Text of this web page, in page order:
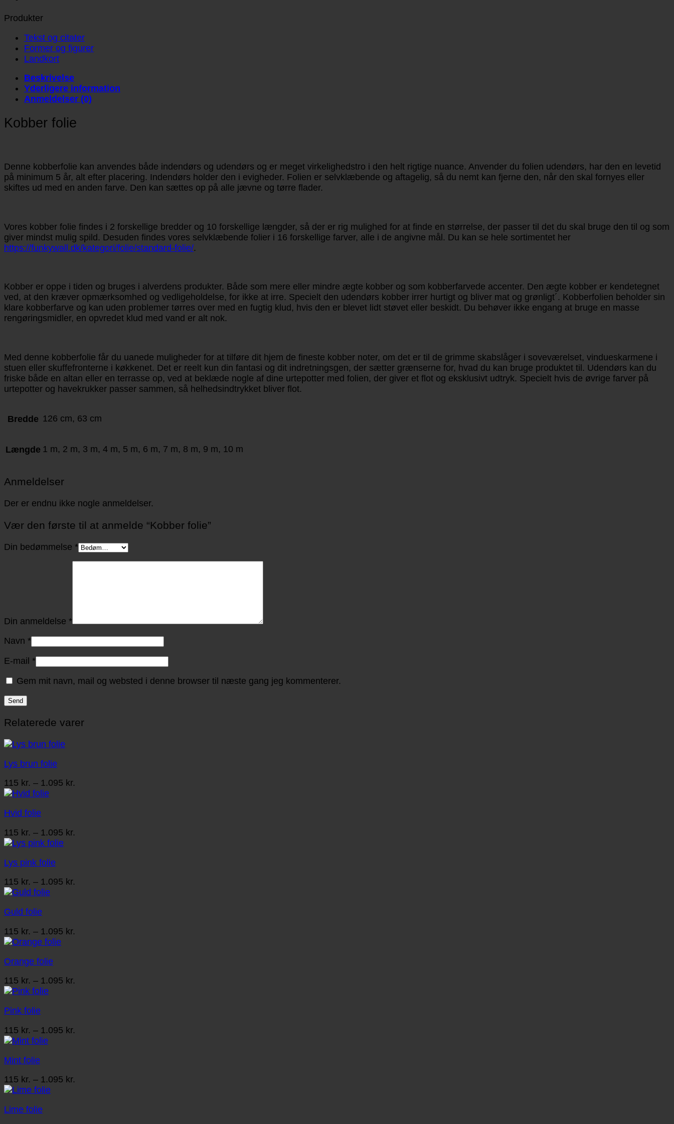
Produkter
Tekst og citater
Former og figurer
Landkort
Beskrivelse
Yderligere information
Anmeldelser (0)
Kobber folie
Denne kobberfolie kan anvendes både indendørs og udendørs og er meget virkelighedstro i den helt rigtige nuance. Anvender du folien udendørs, har den en levetid
på minimum 5 år, alt efter placering. Indendørs holder den i evigheder. Folien er selvklæbende og aftagelig, så du nemt kan fjerne den, når den skal fornyes eller
skiftes ud med en anden farve. Den kan sættes op på alle jævne og tørre flader.
Vores kobber folie findes i 2 forskellige bredder og 10 forskellige længder, så der er rig mulighed for at finde en størrelse, der passer til det du skal bruge den til og som
giver mindst mulig spild. Desuden findes vores selvklæbende folier i 16 forskellige farver, alle i de angivne mål. Du kan se hele sortimentet her
https://funkywall.dk/kategori/folie/standard-folie/.
Kobber er oppe i tiden og bruges i alverdens produkter. Både som mere eller mindre ægte kobber og som kobberfarvede accenter. Den ægte kobber er kendetegnet
ved, at den kræver opmærksomhed og vedligeholdelse, for ikke at irre. Specielt den udendørs kobber irrer hurtigt og bliver mat og grønligt´. Kobberfolien beholder sin
klare kobberfarve og kan uden problemer tørres over med en fugtig klud, hvis den er blevet lidt støvet eller beskidt. Du behøver ikke engang at bruge en masse
rengøringsmidler, en opvredet klud med vand er alt nok.
Med denne kobberfolie får du uanede muligheder for at tilføre dit hjem de fineste kobber noter, om det er til de grimme skabslåger i soveværelset, vindueskarmene i
stuen eller skuffefronterne i køkkenet. Det er reelt kun din fantasi og dit indretningsgen, der sætter grænserne for, hvad du kan bruge produktet til. Udendørs kan du
friske både en altan eller en terrasse op, ved at beklæde nogle af dine urtepotter med folien, der giver et flot og eksklusivt udtryk. Specielt hvis de øvrige farver på
urtepotter og havekrukker passer sammen, så helhedsindtrykket bliver flot.
Bredde 126 cm, 63 cm
Længde 1 m, 2 m, 3 m, 4 m, 5 m, 6 m, 7 m, 8 m, 9 m, 10 m
Anmeldelser
Der er endnu ikke nogle anmeldelser.
Vær den første til at anmelde “Kobber folie”
Din bedømmelse *
Din anmeldelse *
Navn *
E-mail *
Gem mit navn, mail og websted i denne browser til næste gang jeg kommenterer.
Relaterede varer
Lys brun folie
115 kr. – 1.095 kr.
Hvid folie
115 kr. – 1.095 kr.
Lys pink folie
115 kr. – 1.095 kr.
Guld folie
115 kr. – 1.095 kr.
Orange folie
115 kr. – 1.095 kr.
Pink folie
115 kr. – 1.095 kr.
Mint folie
115 kr. – 1.095 kr.
Lime folie